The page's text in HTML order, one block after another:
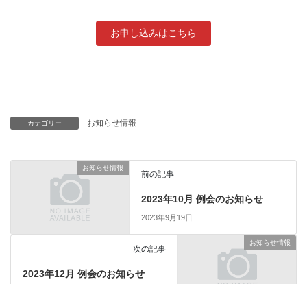
お申し込みはこちら
カテゴリー お知らせ情報
お知らせ情報
前の記事
2023年10月 例会のお知らせ
2023年9月19日
お知らせ情報
次の記事
2023年12月 例会のお知らせ